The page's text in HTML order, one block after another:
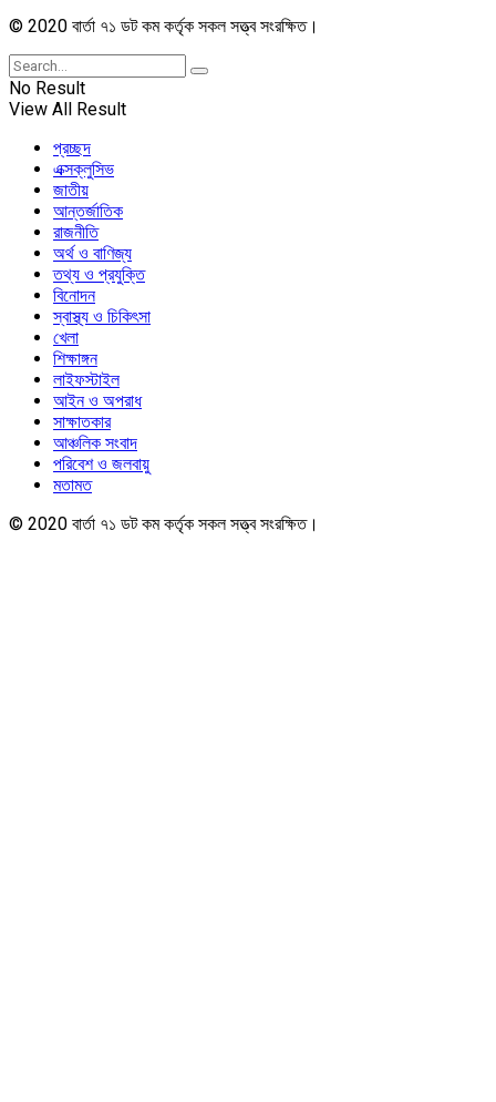
© 2020 বার্তা ৭১ ডট কম কর্তৃক সকল সত্ত্ব সংরক্ষিত।
No Result
View All Result
প্রচ্ছদ
এক্সক্লুসিভ
জাতীয়
আন্তর্জাতিক
রাজনীতি
অর্থ ও বাণিজ্য
তথ্য ও প্রযুক্তি
বিনোদন
স্বাস্থ্য ও চিকিৎসা
খেলা
শিক্ষাঙ্গন
লাইফস্টাইল
আইন ও অপরাধ
সাক্ষাতকার
আঞ্চলিক সংবাদ
পরিবেশ ও জলবায়ু
মতামত
© 2020 বার্তা ৭১ ডট কম কর্তৃক সকল সত্ত্ব সংরক্ষিত।